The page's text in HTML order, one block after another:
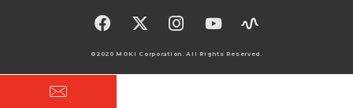
©2020 MOKI Corporation. All Rights Reserved.